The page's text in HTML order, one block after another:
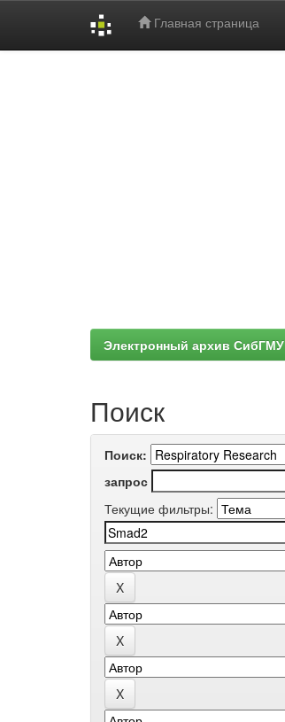
Главная страница
Электронный архив СибГМУ
Поиск
Поиск:
запрос
Текущие фильтры: